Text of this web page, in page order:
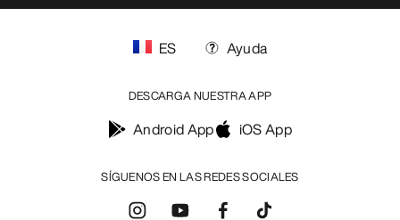
SÍGUENOS EN LAS REDES SOCIALES
ES Ayuda
DESCARGA NUESTRA APP
Android App iOS App